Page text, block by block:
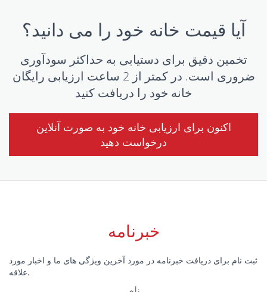
آیا قیمت خانه خود را می دانید؟
تخمین دقیق برای دستیابی به حداکثر سودآوری
ضروری است. در کمتر از 2 ساعت ارزیابی رایگان
خانه خود را دریافت کنید
اکنون برای ارزیابی خانه خود به صورت آنلاین
درخواست دهید
خبرنامه
ثبت نام برای دریافت خبرنامه در مورد آخرین ویژگی های ما و اخبار مورد
علاقه.